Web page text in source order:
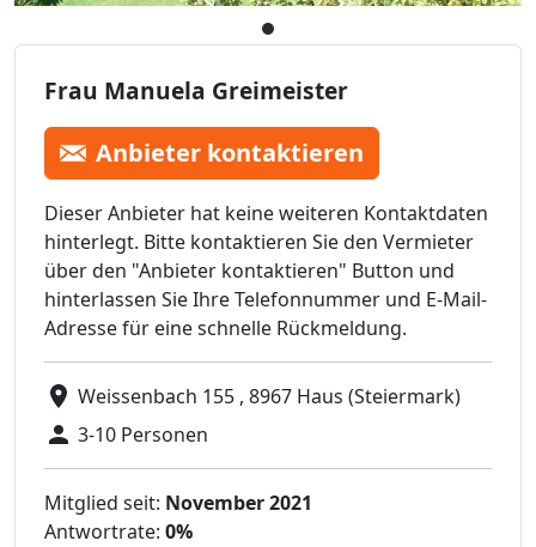
Frau Manuela Greimeister
Anbieter kontaktieren
Dieser Anbieter hat keine weiteren Kontaktdaten
hinterlegt. Bitte kontaktieren Sie den Vermieter
über den "Anbieter kontaktieren" Button und
hinterlassen Sie Ihre Telefonnummer und E-Mail-
Adresse für eine schnelle Rückmeldung.
Weissenbach 155 , 8967 Haus (Steiermark)
3-10 Personen
Mitglied seit: November 2021
Antwortrate: 0%